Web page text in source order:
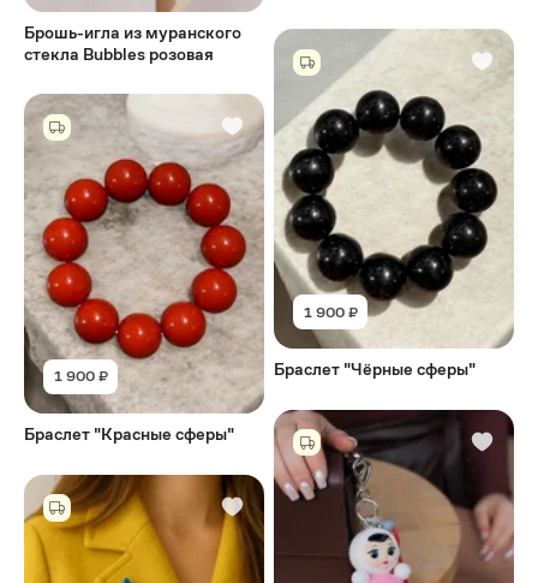
Брошь-игла из муранского
стекла Bubbles розовая
1 900 ₽
Браслет "Красные сферы"
1 900 ₽
Браслет "Чёрные сферы"